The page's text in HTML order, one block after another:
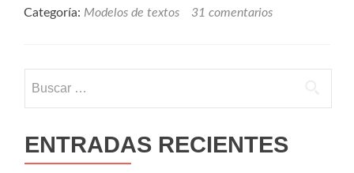
Categoría: Modelos de textos 31 comentarios
ENTRADAS RECIENTES